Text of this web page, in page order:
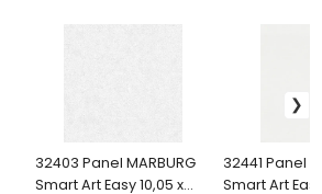
32403 Panel MARBURG
Smart Art Easy 10,05 x
32441 Panel
Smart Art